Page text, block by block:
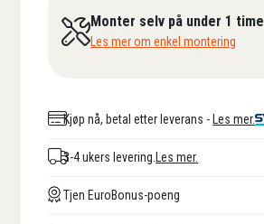
Monter selv på under 1 time
Les mer om enkel montering
Kjøp nå, betal etter leverans - Les mer.
3-4 ukers levering. Les mer.
Tjen EuroBonus-poeng